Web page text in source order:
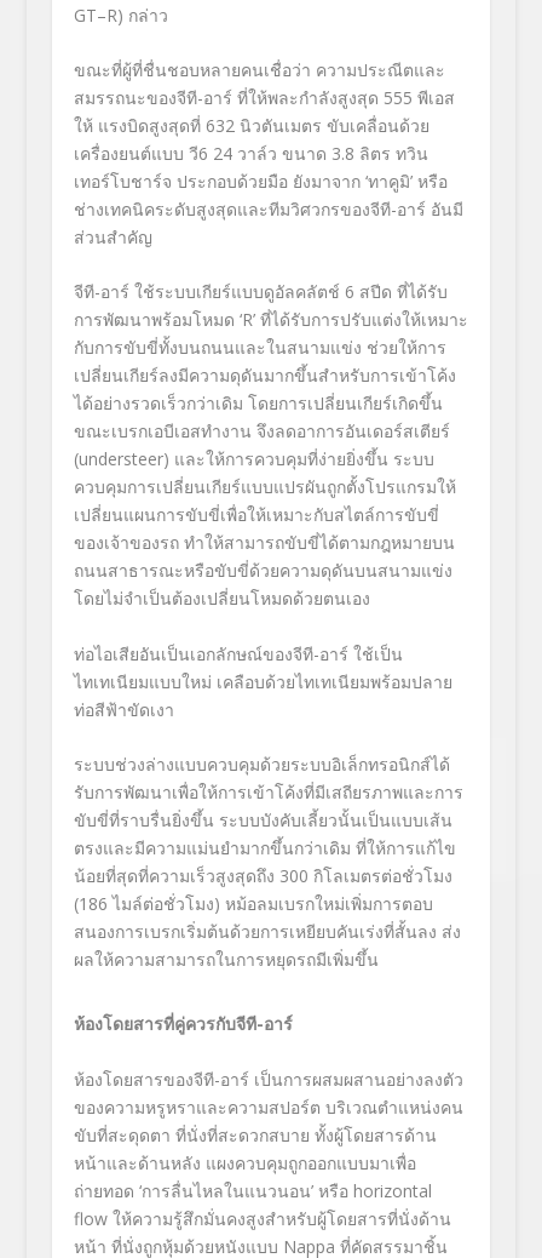
GT–R) กล่าว
ขณะที่ผู้ที่ชื่นชอบหลายคนเชื่อว่า ความประณีตและ
สมรรถนะของจีที-อาร์ ที่ให้พละกำลังสูงสุด 555 พีเอส
ให้ แรงบิดสูงสุดที่ 632นิวตันเมตร ขับเคลื่อนด้วย
เครื่องยนต์แบบ วี6 24วาล์ว ขนาด 3.8 ลิตร ทวิน
เทอร์โบชาร์จ ประกอบด้วยมือ ยังมาจาก ‘ทาคูมิ’ หรือ
ช่างเทคนิคระดับสูงสุดและทีมวิศวกรของจีที-อาร์ อันมี
ส่วนสำคัญ
จีที-อาร์ ใช้ระบบเกียร์แบบดูอัลคลัตช์ 6 สปีด ที่ได้รับ
การพัฒนาพร้อมโหมด ‘R’ที่ได้รับการปรับแต่งให้เหมาะ
กับการขับขี่ทั้งบนถนนและในสนามแข่ง ช่วยให้การ
เปลี่ยนเกียร์ลงมีความดุดันมากขึ้นสำหรับการเข้าโค้ง
ได้อย่างรวดเร็วกว่าเดิม โดยการเปลี่ยนเกียร์เกิดขึ้น
ขณะเบรกเอบีเอสทำงาน จึงลดอาการอันเดอร์สเตียร์
(understeer) และให้การควบคุมที่ง่ายยิ่งขึ้น ระบบ
ควบคุมการเปลี่ยนเกียร์แบบแปรผันถูกตั้งโปรแกรมให้
เปลี่ยนแผนการขับขี่เพื่อให้เหมาะกับสไตล์การขับขี่
ของเจ้าของรถ ทำให้สามารถขับขี่ได้ตามกฎหมายบน
ถนนสาธารณะหรือขับขี่ด้วยความดุดันบนสนามแข่ง
โดยไม่จำเป็นต้องเปลี่ยนโหมดด้วยตนเอง
ท่อไอเสียอันเป็นเอกลักษณ์ของจีที-อาร์ ใช้เป็น
ไทเทเนียมแบบใหม่ เคลือบด้วยไทเทเนียมพร้อมปลาย
ท่อสีฟ้าขัดเงา
ระบบช่วงล่างแบบควบคุมด้วยระบบอิเล็กทรอนิกส์ได้
รับการพัฒนาเพื่อให้การเข้าโค้งที่มีเสถียรภาพและการ
ขับขี่ที่ราบรื่นยิ่งขึ้น ระบบบังคับเลี้ยวนั้นเป็นแบบเส้น
ตรงและมีความแม่นยำมากขึ้นกว่าเดิม ที่ให้การแก้ไข
น้อยที่สุดที่ความเร็วสูงสุดถึง 300 กิโลเมตรต่อชั่วโมง
(186 ไมล์ต่อชั่วโมง) หม้อลมเบรกใหม่เพิ่มการตอบ
สนองการเบรกเริ่มต้นด้วยการเหยียบคันเร่งที่สั้นลง ส่ง
ผลให้ความสามารถในการหยุดรถมีเพิ่มขึ้น
ห้องโดยสารที่คู่ควรกับจีที-อาร์
ห้องโดยสารของจีที-อาร์ เป็นการผสมผสานอย่างลงตัว
ของความหรูหราและความสปอร์ต บริเวณตำแหน่งคน
ขับที่สะดุดตา ที่นั่งที่สะดวกสบาย ทั้งผู้โดยสารด้าน
หน้าและด้านหลัง แผงควบคุมถูกออกแบบมาเพื่อ
ถ่ายทอด ‘การลื่นไหลในแนวนอน’หรือ horizontal
flowให้ความรู้สึกมั่นคงสูงสำหรับผู้โดยสารที่นั่งด้าน
หน้า ที่นั่งถูกหุ้มด้วยหนังแบบ Nappa ที่คัดสรรมาชิ้น